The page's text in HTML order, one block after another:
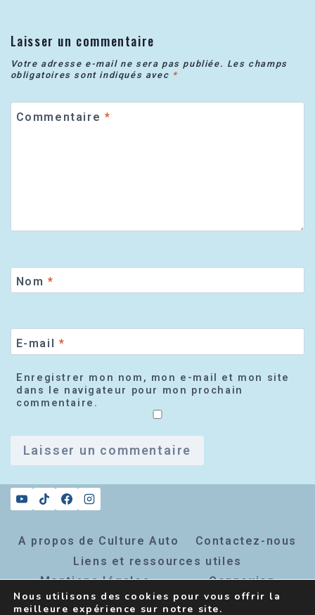
Laisser un commentaire
Votre adresse e-mail ne sera pas publiée. Les champs
obligatoires sont indiqués avec *
Commentaire *
Nom *
E-mail *
Enregistrer mon nom, mon e-mail et mon site
dans le navigateur pour mon prochain
commentaire.
A propos de Culture Auto
Contactez-nous
Liens et ressources utiles
Mentions légales
Connexion
Inscription newsletter
Nous utilisons des cookies pour vous offrir la
meilleure expérience sur notre site.